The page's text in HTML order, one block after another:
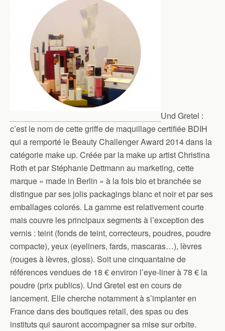
Und Gretel :
c’est le nom de cette griffe de maquillage certifiée BDIH
qui a remporté le Beauty Challenger Award 2014 dans la
catégorie make up. Créée par la make up artist Christina
Roth et par Stéphanie Dettmann au marketing, cette
marque « made in Berlin » à la fois bio et branchée se
distingue par ses jolis packagings blanc et noir et par ses
emballages colorés. La gamme est relativement courte
mais couvre les principaux segments à l’exception des
vernis : teint (fonds de teint, correcteurs, poudres, poudre
compacte), yeux (eyeliners, fards, mascaras…), lèvres
(rouges à lèvres, gloss). Soit une cinquantaine de
références vendues de 18 € environ l’eye-liner à 78 € la
poudre (prix publics). Und Gretel est en cours de
lancement. Elle cherche notamment à s’implanter en
France dans des boutiques retail, des spas ou des
instituts qui sauront accompagner sa mise sur orbite.